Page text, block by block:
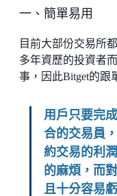
一、簡單易用
目前大部份交易所
多年資歷的投資者
事，因此Bitget的跟
用戶只要完
合的交易員
約交易的利
的麻煩，而
且十分容易